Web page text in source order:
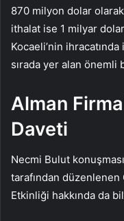
870 milyon dolar
ithalat ise 1 milyar
Kocaeli’nin
sırada yer alan önemli
Alman
Daveti
Necmi Bulut
tarafından
Etkinliği hakkında da